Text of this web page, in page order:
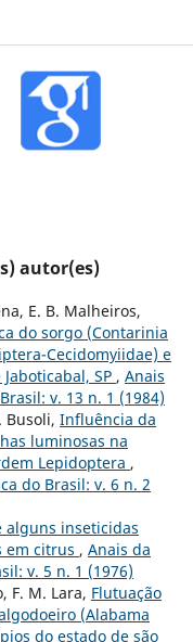
autor(es)
E. B. Malheiros,
do sorgo (Contarinia
Cecidomyiidae) e
SP , Anais
v. 13 n. 1 (1984)
Busoli, Influência da
luminosas na
Lepidoptera ,
do Brasil: v. 6 n. 2
alguns inseticidas
em citrus , Anais da
v. 5 n. 1 (1976)
F. M. Lara, Flutuação
(Alabama
do estado de são